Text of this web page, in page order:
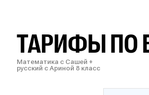
ТАРИФЫ ПО
Математика с Сашей +
русский с Ариной 8 класс